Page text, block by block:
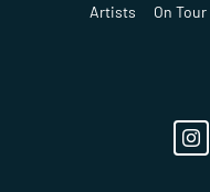
Artists On Tour